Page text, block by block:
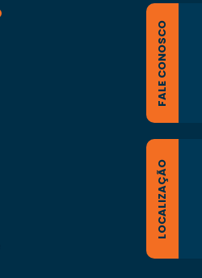
FALE CONOSCO
LOCALIZAÇÃO